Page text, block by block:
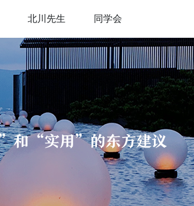
北川先生 同学会